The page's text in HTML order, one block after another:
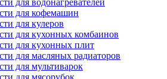
для масляных радиаторов
для мультиварок
для мясорубок
для посудомоечных машин
для пылесосов
для микроволновок (СВЧ)
для стиральных машин
для хлебопечек